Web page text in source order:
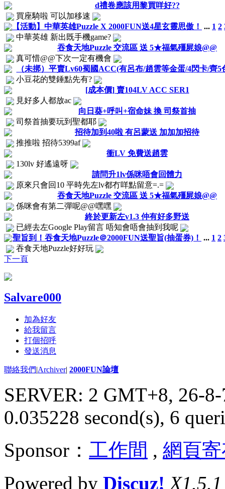
d禮卷應該用黎買咩好??
買座騎啦 可以加移速
【活動】中華英雄Puzzle X 2000FUN送4星玄靈思傲！ ... 1 2
中華英雄 新出既手機game?
吞食天地Puzzle 交流區 送 5★福氣殭屍娘@@
真可惜@@下次一定有機會
（未挷）平賣Lv60蜀國ACC(有呂布/趙雲等金蛋/4閃卡/齊5
小豆花的雙錘點先有?
[成本價] 賣104LV ACC SER1
見好多人都放ac
向日葵+呼叫+宿命妹 換 司祭首抽
司祭首抽要玩到聖都耶
招待加到40啦 有呂蒙送 加加加招待
推推啦 招待5399af
衝LV 免費送趙雲
130lv 好遙遠呀
請問升1lv係咪唔會回體力
原來只會回10 平時先左lv都冇咩點留意=.=
吞食天地Puzzle 交流區 送 5★福氣殭屍娘@@
係咪會有第二彈呢@@嘿嘿
終於更新左v1.3 仲有好多野送
已經去左Google Play留言 唔知會唔會抽到我呢
聖旨到！吞食天地Puzzle＠2000FUN送聖旨(抽蛋券)！ ... 1 2
吞食天地Puzzle好好玩
下一頁
Salvare000
加為好友
給我留言
打個招呼
發送消息
聯絡我們|Archiver| 2000FUN論壇
SERVER: 2 GMT+8, 26-
0.035228 second(s), 6
Sponsor： 工作間 , 網頁
Powered by Discuz! X1.5.1